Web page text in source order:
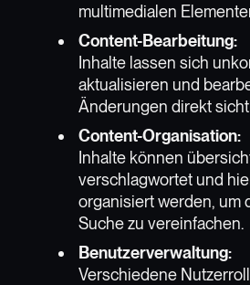
multimedialen
Content-Bearbeitung:
Inhalte lassen sich
aktualisieren und
Änderungen direkt
Content-Organisation:
Inhalte können
verschlagwortet und
organisiert werden, um
Suche zu vereinfachen.
Benutzerverwaltung:
Verschiedene